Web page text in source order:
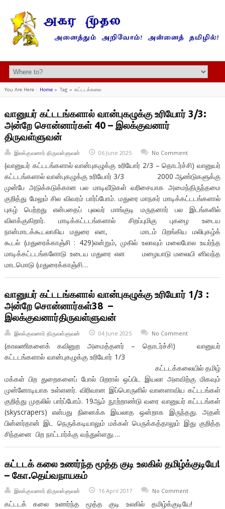
You Are Here : Home» Tag » கட்டடக்கலை
வானுயர் கட்டடங்களால் வான்புகழுக்கு உரியோர் 3/3:
அன்றே சொன்னார்கள் 40 – இலக்குவனார்
திருவள்ளுவன்
இலக்குவனார் திருவள்ளுவன் 06 June 2025 No Comment
(வானுயர் கட்டடங்களால் வான்புகழுக்கு உரியோர் 2/3 – தொடர்ச்சி) வானுயர்
கட்டடங்களால் வான்புகழுக்கு உரியோர் 3/3 2000 ஆண்டுகளுக்கு
முன்பே அடுக்கடுக்கான பல மாடிவீடுகள் வரிசையாக அமைந்திருந்தமை
குறித்து மேலும் சில விவரம் பார்ப்போம். மதுரை மாநகர் மாடிக்கட்டடங்களால்
புகழ் பெற்றது என்பதைப் புலவர் மாங்குடி மருதனார் பல இடங்களில்
விளக்குகிறார். மாடிக்கட்டடங்களால் சிறப்புமிகு புகழை உடைய
நான்மாடக்கூடலாகிய மதுரை என, மாடம் பிறங்கிய மலிபுகழ்க்
கூடல் (மதுரைக்காஞ்சி : 429)என்றும், முகில் உலாவும் மலைபோல உயர்ந்த
மாடிக்கட்டடங்களோடு உடைய மதுரை என மழையாடு மலையி னிவந்த
மாடமொடு (மதுரைக்காஞ்சி…
வானுயர் கட்டடங்களால் வான்புகழுக்கு உரியோர் 1/3 :
அன்றே சொன்னார்கள்38 –
இலக்குவனார்திருவள்ளுவன்
இலக்குவனார் திருவள்ளுவன் 04 June 2025 No Comment
(காலணிகளைக் கவினுற அமைத்தனர் – தொடர்ச்சி) வானுயர்
கட்டடங்களால் வான்புகழுக்கு உரியோர் 1/3
கட்டடக்கலையில் தமிழ்
மக்கள் பிற துறைகளைப் போல் பிறரால் ஒப்பிட இயலா அளவிற்கு மிகவும்
முன்னோடியாக உள்ளனர். விரிவான இப்பொருளில் வானளாவிய கட்டடங்கள்
குறித்து முதலில் பார்ப்போம். 19ஆம் நூற்றாண்டு வரை வானுயர் கட்டடங்கள்
(skyscrapers) என்பது நினைக்க இயலாத ஒன்றாக இருந்தது. அதன்
பின்னர்தான் இட நெருக்கடியாலும் மக்கள் பெருக்கத்தாலும் இது குறித்த
சிந்தனை பிற நாட்டார்க்கு வந்துள்ளது….
கட்டடக் கலை உணர்ந்த மூத்த குடி உலகில் தமிழ்க்குடியே!
– கோ.தெய்வநாயகம்
இலக்குவனார் திருவள்ளுவன் 16 April 2017 No Comment
கட்டடக் கலை உணர்ந்த மூத்த குடி உலகில் தமிழ்க்குடியே!